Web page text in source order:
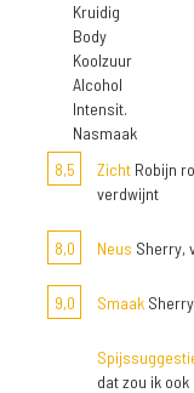
Kruidig
Body
Koolzuur
Alcohol
Intensit.
Nasmaak
8,5
Zicht Robijn
verdwijnt
8,0 Neus Sherry,
9,0 Smaak
dat zou ik